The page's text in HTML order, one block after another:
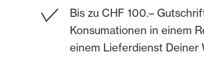
Bis zu CHF 100.–
Konsumationen in einem
einem Lieferdienst Deiner